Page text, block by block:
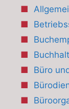
Büro